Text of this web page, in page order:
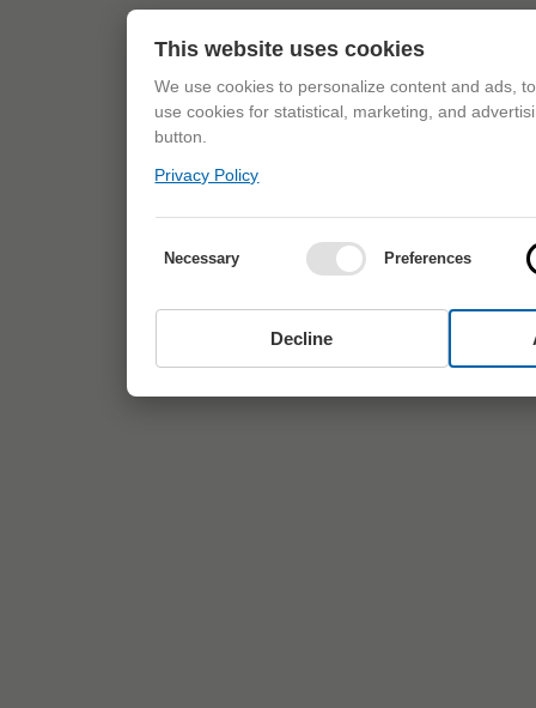
This website uses cookies
We use cookies to personalize content and ads,
use cookies for statistical, marketing, and
button.
Privacy Policy
Necessary Preferences
Decline